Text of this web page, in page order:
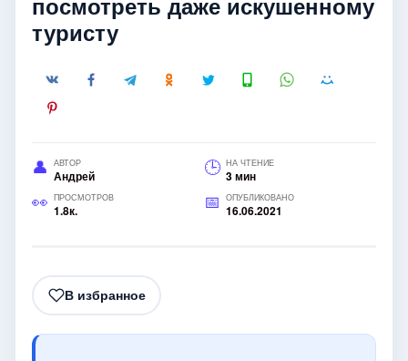
туристу
АВТОР
Андрей
НА ЧТЕНИЕ
3 мин
ПРОСМОТРОВ
1.8к.
ОПУБЛИКОВАНО
16.06.2021
В избранное